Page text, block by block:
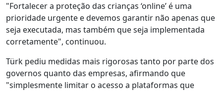
"Fortalecer a proteção das crianças ‘online’ é uma
prioridade urgente e devemos garantir não apenas que
seja executada, mas também que seja implementada
corretamente", continuou.
Türk pediu medidas mais rigorosas tanto por parte dos
governos quanto das empresas, afirmando que
"simplesmente limitar o acesso a plataformas que